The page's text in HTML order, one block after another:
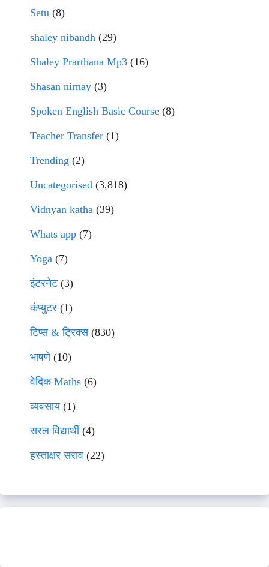
Setu (8)
shaley nibandh (29)
Shaley Prarthana Mp3 (16)
Shasan nirnay (3)
Spoken English Basic Course (8)
Teacher Transfer (1)
Trending (2)
Uncategorised (3,818)
Vidnyan katha (39)
Whats app (7)
Yoga (7)
इंटरनेट(3)
कंप्युटर (1)
टिप्स & ट्रिक्स(830)
भाषणे(10)
वेदिक Maths (6)
व्यवसाय(1)
सरल विद्यार्थी(4)
हस्ताक्षर सराव (22)